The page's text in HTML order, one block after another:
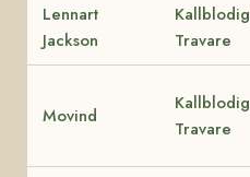
Lennart
Jackson
Kallblodig
Travare
Movind
Kallblodig
Travare